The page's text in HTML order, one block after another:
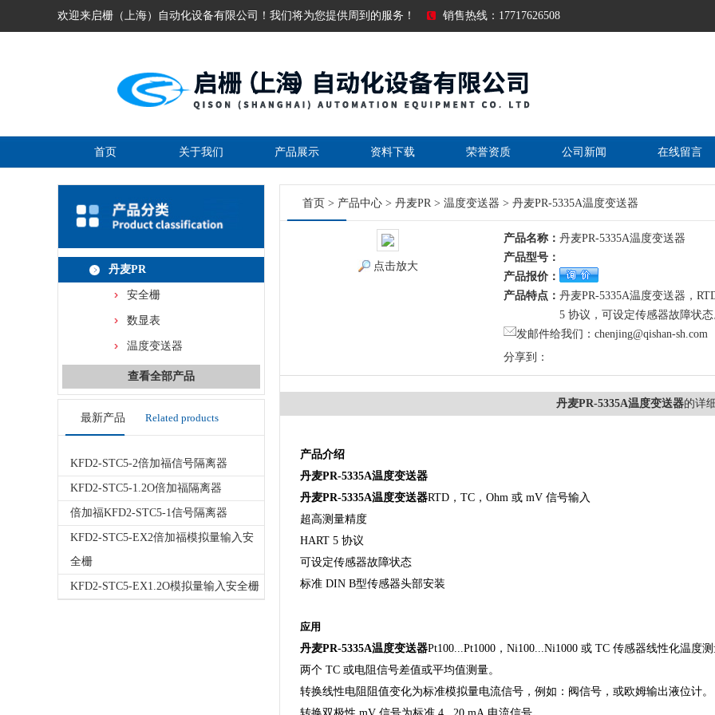
欢迎来启栅（上海）自动化设备有限公司！我们将为您提供周到的服务！ 销售热线：17717626508
首页 关于我们 产品展示 资料下载 荣誉资质 公司新闻 在线留言
丹麦PR
安全栅
数显表
温度变送器
查看全部产品
最新产品 Related products
KFD2-STC5-2倍加福信号隔离器
KFD2-STC5-1.2O倍加福隔离器
倍加福KFD2-STC5-1信号隔离器
KFD2-STC5-EX2倍加福模拟量输入安
全栅
KFD2-STC5-EX1.2O模拟量输入安全栅
首页 > 产品中心 > 丹麦PR> 温度变送器 > 丹麦PR-5335A温度变送器
点击放大
产品名称： 丹麦PR-5335A温度变送器
产品型号：
产品报价：
产品特点： 丹麦PR-5335A温度变送器，
5 协议，可设定传感器故障状态
发邮件给我们：chenjing@qishan-sh.com
分享到：
丹麦PR-5335A温度变送器的详
产品介绍
丹麦PR-5335A温度变送器
丹麦PR-5335A温度变送器RTD，TC，Ohm 或 mV 信号输入
超高测量精度
HART 5 协议
可设定传感器故障状态
标准 DIN B型传感器头部安装
应用
丹麦PR-5335A温度变送器Pt100...Pt1000，Ni100...Ni1000 或 TC 传感器线性化温度测
两个 TC 或电阻信号差值或平均值测量。
转换线性电阻阻值变化为标准模拟量电流信号，例如：阀信号，或欧姆输出液位计。